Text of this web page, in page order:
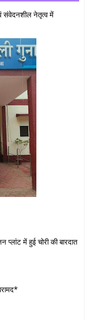
संवेदनशील नेतृत्व में
में हुई चोरी की बारदात